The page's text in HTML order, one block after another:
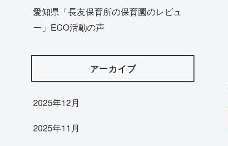
愛知県「長友保育所の保育園のレビュ
ー」ECO活動の声
アーカイブ
2025年12月
2025年11月